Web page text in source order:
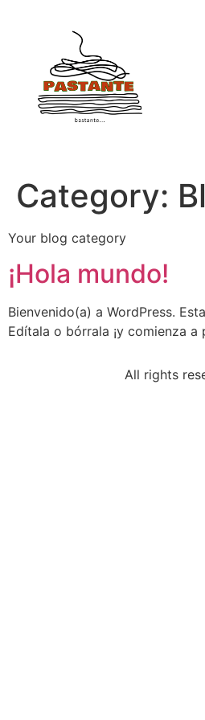
Category:
Your blog category
¡Hola mundo!
Bienvenido(a) a WordPress.
Edítala o bórrala ¡y comienza a
All rights